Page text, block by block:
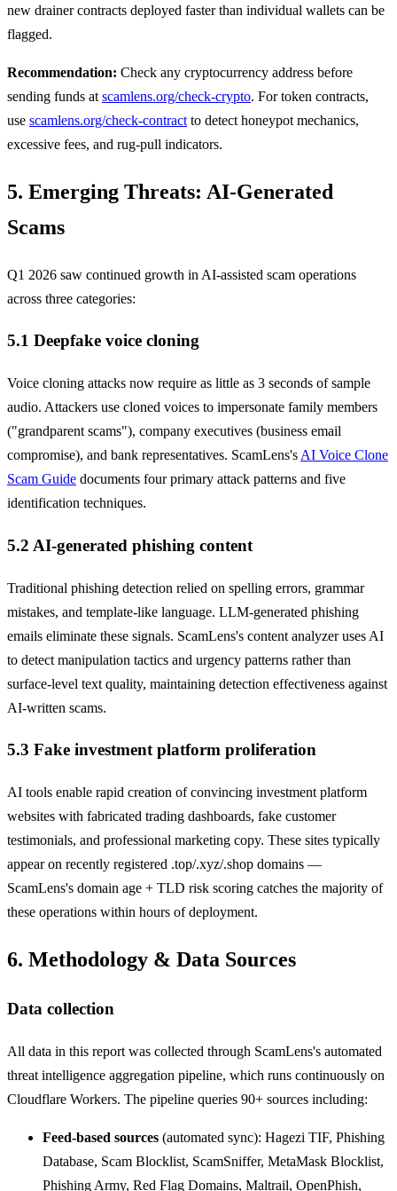
new drainer contracts deployed faster than individual wallets can be
flagged.
Recommendation: Check any cryptocurrency address before
sending funds at scamlens.org/check-crypto. For token contracts,
use scamlens.org/check-contract to detect honeypot mechanics,
excessive fees, and rug-pull indicators.
5. Emerging Threats: AI-Generated
Scams
Q1 2026 saw continued growth in AI-assisted scam operations
across three categories:
5.1 Deepfake voice cloning
Voice cloning attacks now require as little as 3 seconds of sample
audio. Attackers use cloned voices to impersonate family members
("grandparent scams"), company executives (business email
compromise), and bank representatives. ScamLens's AI Voice Clone
Scam Guide documents four primary attack patterns and five
identification techniques.
5.2 AI-generated phishing content
Traditional phishing detection relied on spelling errors, grammar
mistakes, and template-like language. LLM-generated phishing
emails eliminate these signals. ScamLens's content analyzer uses AI
to detect manipulation tactics and urgency patterns rather than
surface-level text quality, maintaining detection effectiveness against
AI-written scams.
5.3 Fake investment platform proliferation
AI tools enable rapid creation of convincing investment platform
websites with fabricated trading dashboards, fake customer
testimonials, and professional marketing copy. These sites typically
appear on recently registered .top/.xyz/.shop domains —
ScamLens's domain age + TLD risk scoring catches the majority of
these operations within hours of deployment.
6. Methodology & Data Sources
Data collection
All data in this report was collected through ScamLens's automated
threat intelligence aggregation pipeline, which runs continuously on
Cloudflare Workers. The pipeline queries 90+ sources including:
Feed-based sources (automated sync): Hagezi TIF, Phishing
Database, Scam Blocklist, ScamSniffer, MetaMask Blocklist,
Phishing Army, Red Flag Domains, Maltrail, OpenPhish,